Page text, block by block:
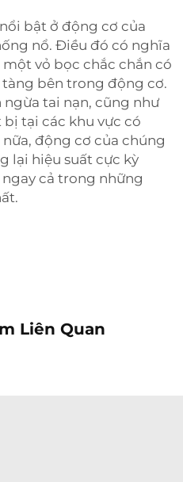
bật ở động cơ của
nổ. Điều đó có nghĩa
vỏ bọc chắc chắn có
bên trong động cơ.
tai nạn, cũng như
bị tại các khu vực có
động cơ của chúng
lại hiệu suất cực kỳ
cả trong những
Liên Quan